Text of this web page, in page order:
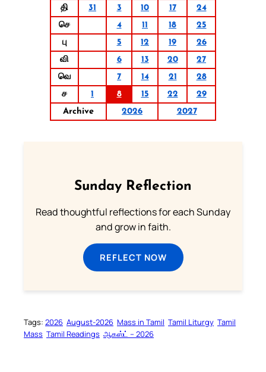
தி
31 3 10 17
24
செ
4 11 18
25
பு
5 12 19
26
வி
6 13 20
27
வெ
7 14 21
28
ச
1 8 15 22
29
Archive
2026 2027
Sunday Reflection
Read thoughtful reflections for each Sunday
and grow in faith.
REFLECT NOW
Tags: 2026 August-2026 Mass in Tamil Tamil Liturgy Tamil
Mass Tamil Readings ஆகஸ்ட் – 2026